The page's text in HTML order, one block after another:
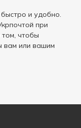
и удобно.
при
чтобы
вам или вашим